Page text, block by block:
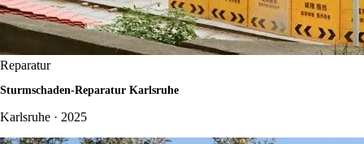
Reparatur
Sturmschaden-Reparatur Karlsruhe
Karlsruhe · 2025